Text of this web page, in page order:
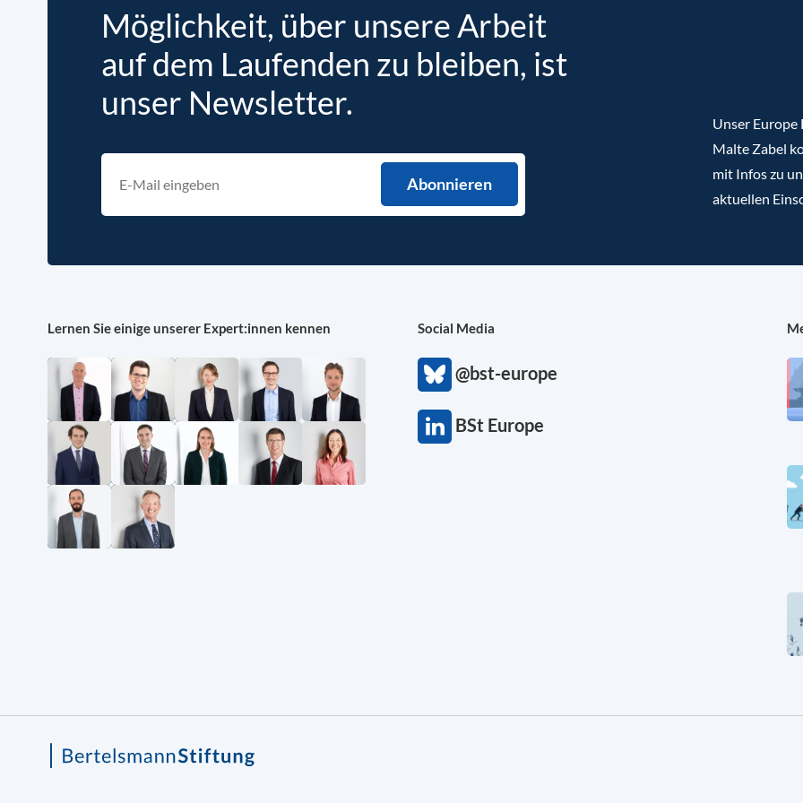
Möglichkeit, über unsere Arbeit
auf dem Laufenden zu bleiben, ist
unser Newsletter.
Unser
Malte Zabel
mit Infos zu
aktuellen
Lernen Sie einige unserer Expert:innen kennen Social Media
@bst-europe
BSt Europe